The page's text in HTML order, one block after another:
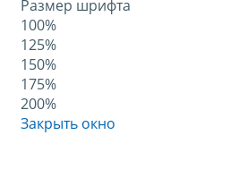
Размер шрифта
100%
125%
150%
175%
200%
Закрыть окно